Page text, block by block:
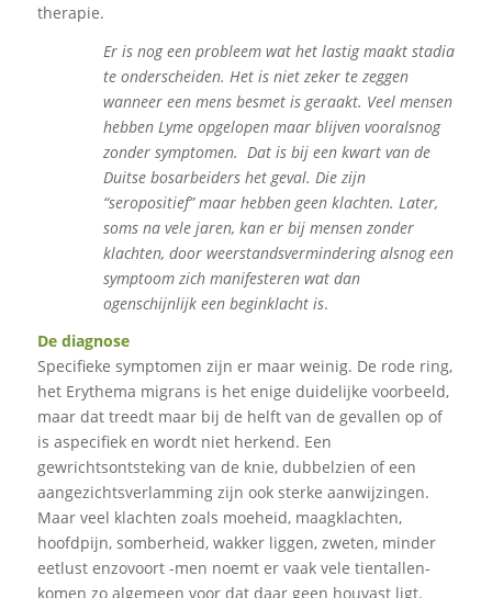
therapie.
Er is nog een probleem wat het lastig maakt stadia
te onderscheiden. Het is niet zeker te zeggen
wanneer een mens besmet is geraakt. Veel mensen
hebben Lyme opgelopen maar blijven vooralsnog
zonder symptomen. Dat is bij een kwart van de
Duitse bosarbeiders het geval. Die zijn
“seropositief” maar hebben geen klachten. Later,
soms na vele jaren, kan er bij mensen zonder
klachten, door weerstandsvermindering alsnog een
symptoom zich manifesteren wat dan
ogenschijnlijk een beginklacht is.
De diagnose
Specifieke symptomen zijn er maar weinig. De rode ring,
het Erythema migrans is het enige duidelijke voorbeeld,
maar dat treedt maar bij de helft van de gevallen op of
is aspecifiek en wordt niet herkend. Een
gewrichtsontsteking van de knie, dubbelzien of een
aangezichtsverlamming zijn ook sterke aanwijzingen.
Maar veel klachten zoals moeheid, maagklachten,
hoofdpijn, somberheid, wakker liggen, zweten, minder
eetlust enzovoort -men noemt er vaak vele tientallen-
komen zo algemeen voor dat daar geen houvast ligt.